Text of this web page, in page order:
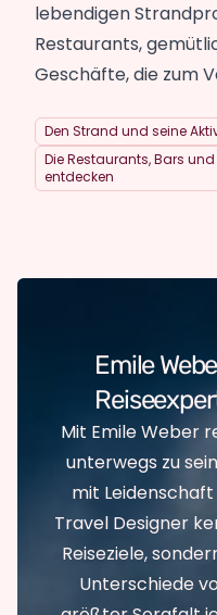
lebendigen
Restaurants,
Geschäfte, die zum
Den Strand und seine
Die Restaurants, Bars
entdecken
Emile
Mit Emile Weber
unterwegs zu
mit
Travel Designer
Reiseziele,
Unterschiede